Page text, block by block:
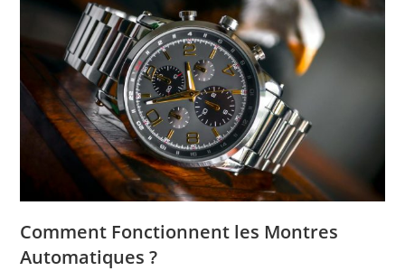
Comment Fonctionnent les Montres
Automatiques ?